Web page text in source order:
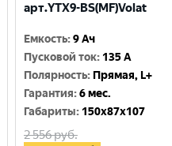
арт.YTX9-BS(MF)Volat
Емкость:9 Ач
Пусковой ток: 135 A
Полярность: Прямая, L+
Гарантия:6 мес.
Габариты: 150x87x107
2 556руб.